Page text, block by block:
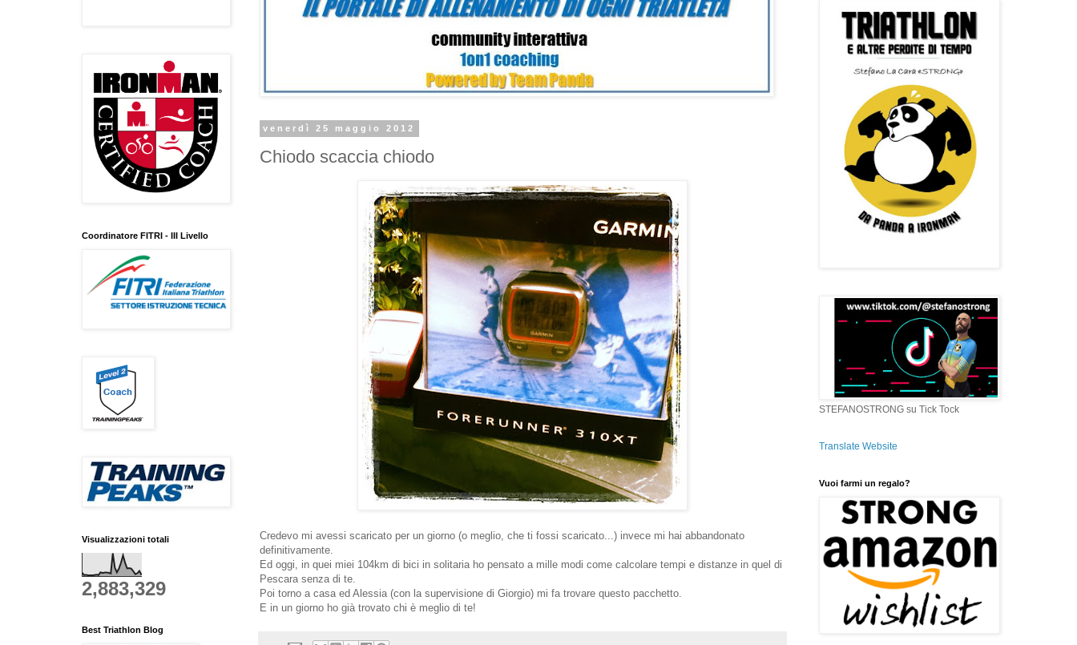
venerdì 25 maggio 2012
Chiodo scaccia chiodo
Credevo mi avessi scaricato per un giorno (o meglio, che ti fossi scaricato...) invece mi hai abbandonato
definitivamente.
Ed oggi, in quei miei 104km di bici in solitaria ho pensato a mille modi come calcolare tempi e distanze in quel di
Pescara senza di te.
Poi torno a casa ed Alessia (con la supervisione di Giorgio) mi fa trovare questo pacchetto.
E in un giorno ho già trovato chi è meglio di te!
Coordinatore FITRI - III Livello
Visualizzazioni totali
2,883,329
Best Triathlon Blog
STEFANOSTRONG su Tick Tock
Translate Website
Vuoi farmi un regalo?